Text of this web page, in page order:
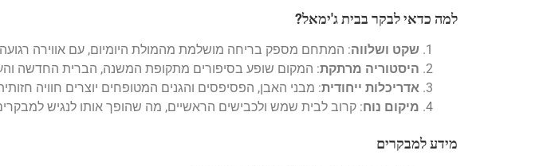
למה כדאי לבקר בבית ג'ימאל?
שקט ושלווה: המתחם מספק בריחה מושלמת מהמולת היומיום, עם אווירה
היסטוריה מרתקת: המקום שופע בסיפורים מתקופת המשנה, הברית החדשה
אדריכלות ייחודית: מבני האבן, הפסיפסים והגנים המטופחים יוצרים חוויה
מיקום נוח: קרוב לבית שמש ולכבישים הראשיים, מה שהופך אותו לנגיש
מידע למבקרים